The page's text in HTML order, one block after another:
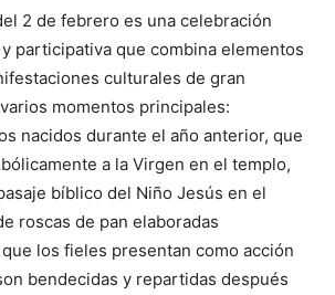
2 de febrero es una celebración
participativa que combina elementos
culturales de gran
momentos principales:
nacidos durante el año anterior, que
a la Virgen en el templo,
bíblico del Niño Jesús en el
roscas de pan elaboradas
los fieles presentan como acción
bendecidas y repartidas después